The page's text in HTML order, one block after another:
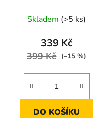
140 × 200 cm / 70 × 90 cm
Skladem (>5 ks)
339 Kč
399 Kč (–15 %)
DO KOŠÍKU